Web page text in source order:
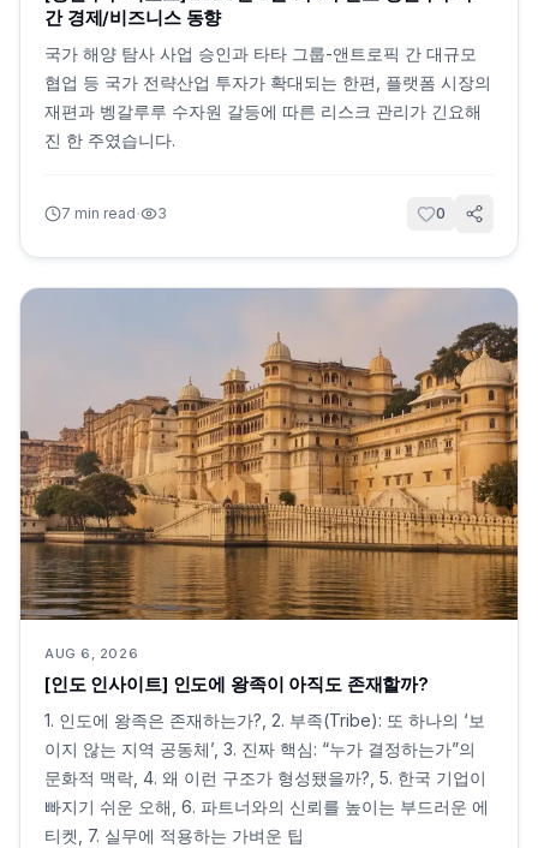
간 경제/비즈니스 동향
국가 해양 탐사 사업 승인과 타타 그룹-앤트로픽 간 대규모
협업 등 국가 전략산업 투자가 확대되는 한편, 플랫폼 시장의
재편과 벵갈루루 수자원 갈등에 따른 리스크 관리가 긴요해
진 한 주였습니다.
7 min read· 3 0
AUG 6, 2026
[인도 인사이트] 인도에 왕족이 아직도 존재할까?
1. 인도에 왕족은 존재하는가?, 2. 부족(Tribe): 또 하나의 ‘보
이지 않는 지역 공동체’, 3. 진짜 핵심: “누가 결정하는가”의
문화적 맥락, 4. 왜 이런 구조가 형성됐을까?, 5. 한국 기업이
빠지기 쉬운 오해, 6. 파트너와의 신뢰를 높이는 부드러운 에
티켓, 7. 실무에 적용하는 가벼운 팁